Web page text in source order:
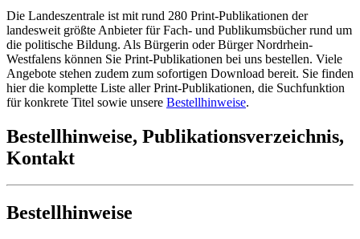
Die Landeszentrale ist mit rund 280 Print-Publikationen der
landesweit größte Anbieter für Fach- und Publikumsbücher rund um
die politische Bildung. Als Bürgerin oder Bürger Nordrhein-
Westfalens können Sie Print-Publikationen bei uns bestellen. Viele
Angebote stehen zudem zum sofortigen Download bereit. Sie finden
hier die komplette Liste aller Print-Publikationen, die Suchfunktion
für konkrete Titel sowie unsere Bestellhinweise.
Bestellhinweise, Publikationsverzeichnis,
Kontakt
Bestellhinweise